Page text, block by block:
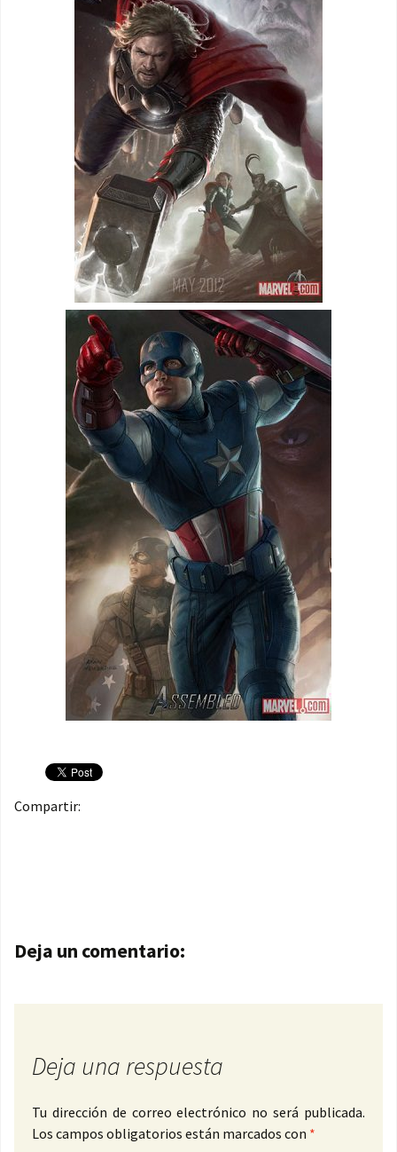
Compartir:
Navegación de entradas
Deja un comentario:
Deja una respuesta
Tu dirección de correo electrónico no será publicada.
Los campos obligatorios están marcados con *